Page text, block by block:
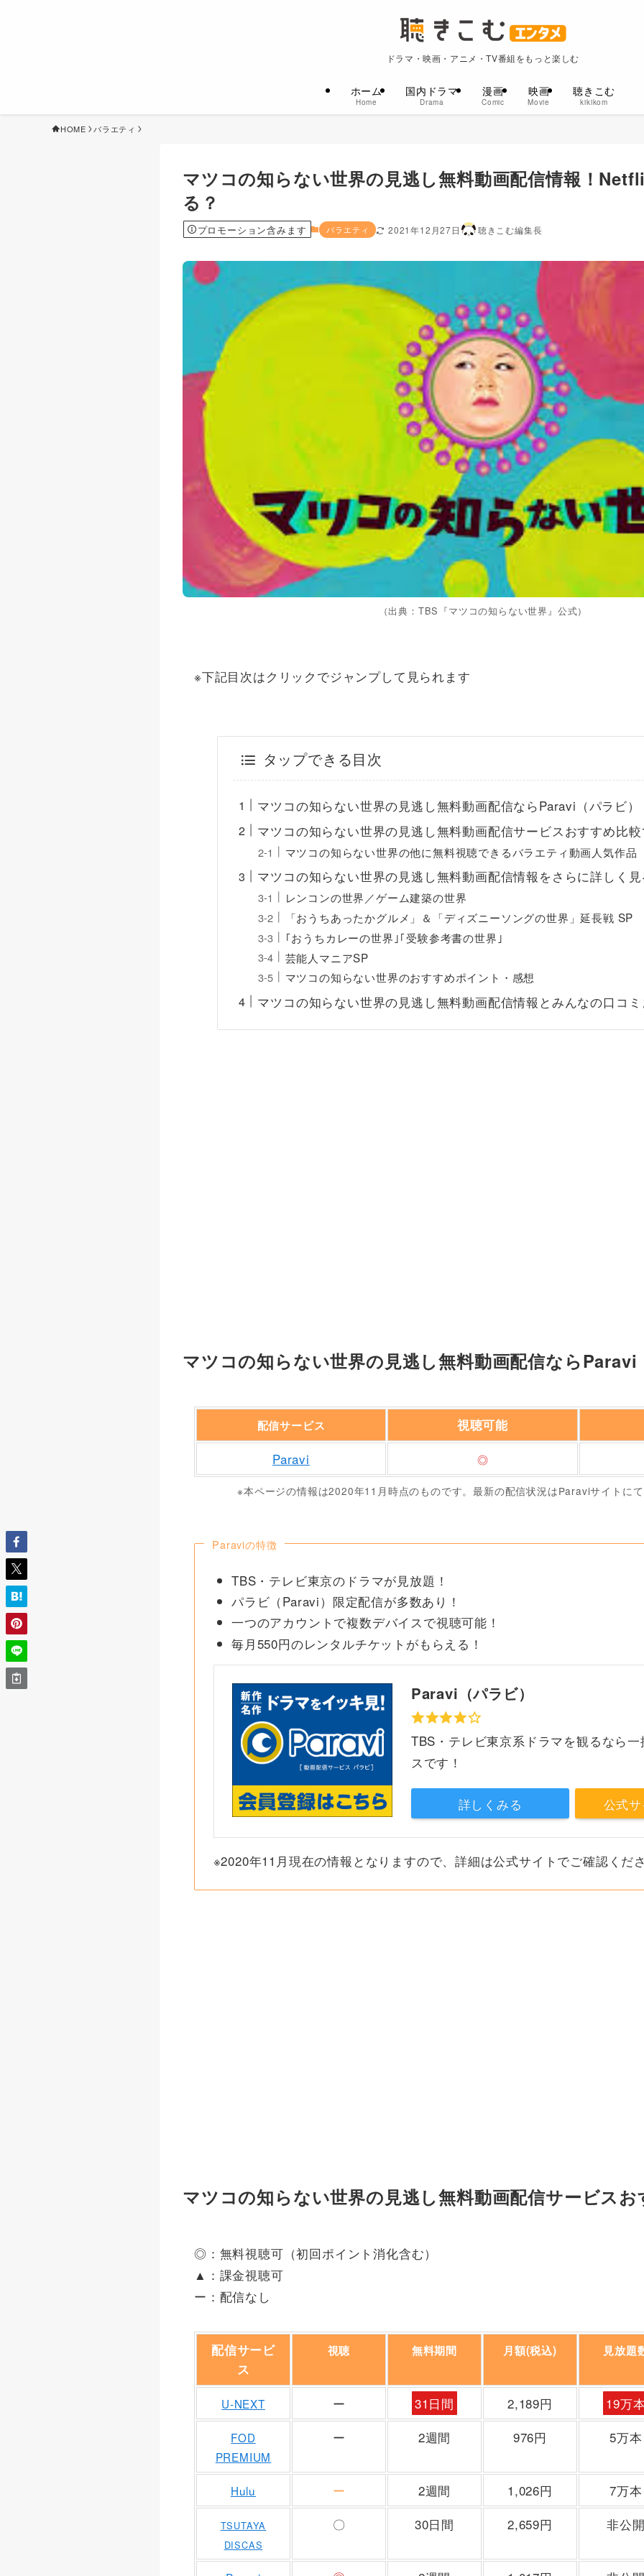
ドラマ・映画・アニメ・TV番組をもっと楽しむ
ホーム
Home
国内ドラマ
Drama
漫画
Comic
映画
Movie
聴きこむ
kikikom
HOME バラエティ
マツコの知らない世界の見逃し無料動画配信情報！
る？
プロモーション含みます バラエティ 2021年12月27日 聴きこむ編集長
（出典：TBS『マツコの知らない世界』公式）
※下記目次はクリックでジャンプして見られます
タップできる目次
マツコの知らない世界の見逃し無料動画配信ならParavi（パラビ）
マツコの知らない世界の見逃し無料動画配信サービスおすすめ比
マツコの知らない世界の他に無料視聴できるバラエティ動画人気作品
マツコの知らない世界の見逃し無料動画配信情報をさらに詳しく
レンコンの世界／ゲーム建築の世界
「おうちあったかグルメ」＆「ディズニーソングの世界」延長戦 SP
｢おうちカレーの世界｣｢受験参考書の世界｣
芸能人マニアSP
マツコの知らない世界のおすすめポイント・感想
マツコの知らない世界の見逃し無料動画配信情報とみんなの口コ
マツコの知らない世界の見逃し無料動画配信ならParavi
配信サービス 視聴可能
Paravi ◎
※本ページの情報は2020年11月時点のものです。最新の配信状況はParaviサイトに
Paraviの特徴
TBS・テレビ東京のドラマが見放題！
パラビ（Paravi）限定配信が多数あり！
一つのアカウントで複数デバイスで視聴可能！
毎月550円のレンタルチケットがもらえる！
Paravi（パラビ）
TBS・テレビ東京系ドラマを観るなら
スです！
詳しくみる 公式
※2020年11月現在の情報となりますので、詳細は公式サイトでご確認くだ
マツコの知らない世界の見逃し無料動画配信サービス
◎：無料視聴可（初回ポイント消化含む）
▲：課金視聴可
ー：配信なし
配信サービ
ス
視聴 無料期間 月額(税込) 見放題
U-NEXT ー 31日間 2,189円 19万
FOD
PREMIUM
ー 2週間 976円 5万本
Hulu ー 2週間 1,026円 7万本
TSUTAYA
DISCAS
〇 30日間 2,659円 非公